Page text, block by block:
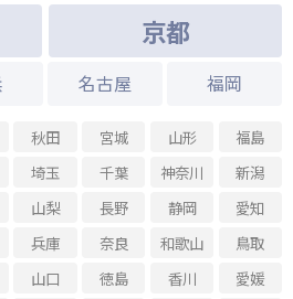
京都
名古屋 福岡
秋田 宮城 山形
福島
埼玉 千葉 神奈川
新潟
山梨 長野 静岡
愛知
兵庫 奈良 和歌山
鳥取
山口 徳島 香川
愛媛